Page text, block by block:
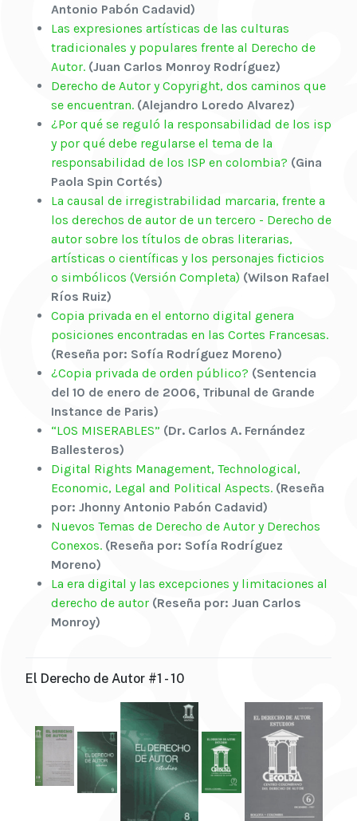
Antonio Pabón Cadavid)
Las expresiones artísticas de las culturas
tradicionales y populares frente al Derecho de
Autor. (Juan Carlos Monroy Rodríguez)
Derecho de Autor y Copyright, dos caminos que
se encuentran. (Alejandro Loredo Alvarez)
¿Por qué se reguló la responsabilidad de los isp
y por qué debe regularse el tema de la
responsabilidad de los ISP en colombia? (Gina
Paola Spin Cortés)
La causal de irregistrabilidad marcaria, frente a
los derechos de autor de un tercero - Derecho de
autor sobre los títulos de obras literarias,
artísticas o científicas y los personajes ficticios
o simbólicos (Versión Completa) (Wilson Rafael
Ríos Ruiz)
Copia privada en el entorno digital genera
posiciones encontradas en las Cortes Francesas.
(Reseña por: Sofía Rodríguez Moreno)
¿Copia privada de orden público? (Sentencia
del 10 de enero de 2006, Tribunal de Grande
Instance de Paris)
“LOS MISERABLES” (Dr. Carlos A. Fernández
Ballesteros)
Digital Rights Management, Technological,
Economic, Legal and Political Aspects. (Reseña
por: Jhonny Antonio Pabón Cadavid)
Nuevos Temas de Derecho de Autor y Derechos
Conexos. (Reseña por: Sofía Rodríguez
Moreno)
La era digital y las excepciones y limitaciones al
derecho de autor (Reseña por: Juan Carlos
Monroy)
El Derecho de Autor #1 - 10